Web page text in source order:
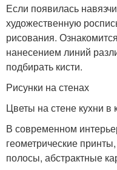
Если появилась
художественную
рисования.
нанесением линий
подбирать кисти.
Рисунки на стенах
Цветы на стене кухни в
В современном
геометрические
полосы, абстрактные